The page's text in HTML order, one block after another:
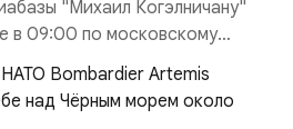
"Михаил Когэлничану"
в 09:00 по московскому
прямой к турецко-грузинской
вернулся после 18 часов,
по одной